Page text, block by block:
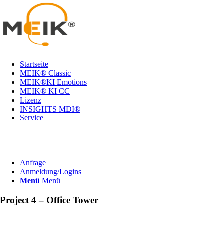
Startseite
MEIK® Classic
MEIK®KI Emotions
MEIK® KI CC
Lizenz
INSIGHTS MDI®
Service
Anfrage
Anmeldung/Logins
Menü Menü
Project 4 – Office Tower